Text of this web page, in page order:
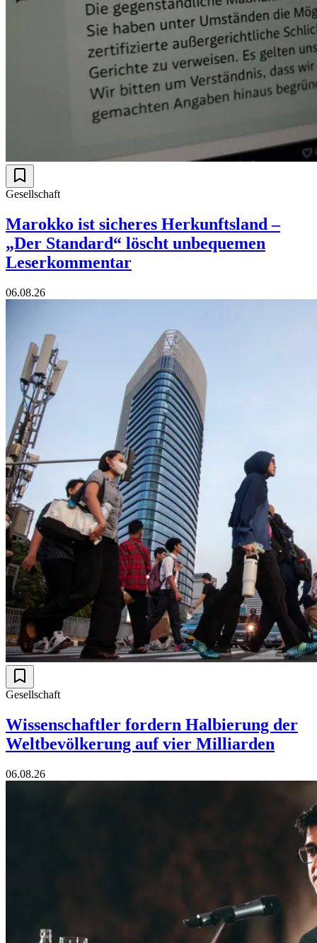
Gesellschaft
Marokko ist sicheres Herkunftsland –
„Der Standard“ löscht unbequemen
Leserkommentar
06.08.26
Gesellschaft
Wissenschaftler fordern Halbierung der
Weltbevölkerung auf vier Milliarden
06.08.26